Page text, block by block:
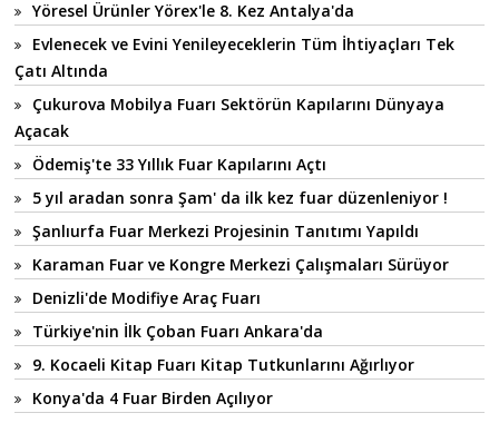
Yöresel Ürünler Yörex'le 8. Kez Antalya'da
Evlenecek ve Evini Yenileyeceklerin Tüm İhtiyaçları Tek
Çatı Altında
Çukurova Mobilya Fuarı Sektörün Kapılarını Dünyaya
Açacak
Ödemiş'te 33 Yıllık Fuar Kapılarını Açtı
5 yıl aradan sonra Şam' da ilk kez fuar düzenleniyor !
Şanlıurfa Fuar Merkezi Projesinin Tanıtımı Yapıldı
Karaman Fuar ve Kongre Merkezi Çalışmaları Sürüyor
Denizli'de Modifiye Araç Fuarı
Türkiye'nin İlk Çoban Fuarı Ankara'da
9. Kocaeli Kitap Fuarı Kitap Tutkunlarını Ağırlıyor
Konya'da 4 Fuar Birden Açılıyor